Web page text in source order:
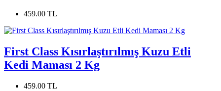
459.00 TL
First Class Kısırlaştırılmış Kuzu Etli
Kedi Maması 2 Kg
459.00 TL